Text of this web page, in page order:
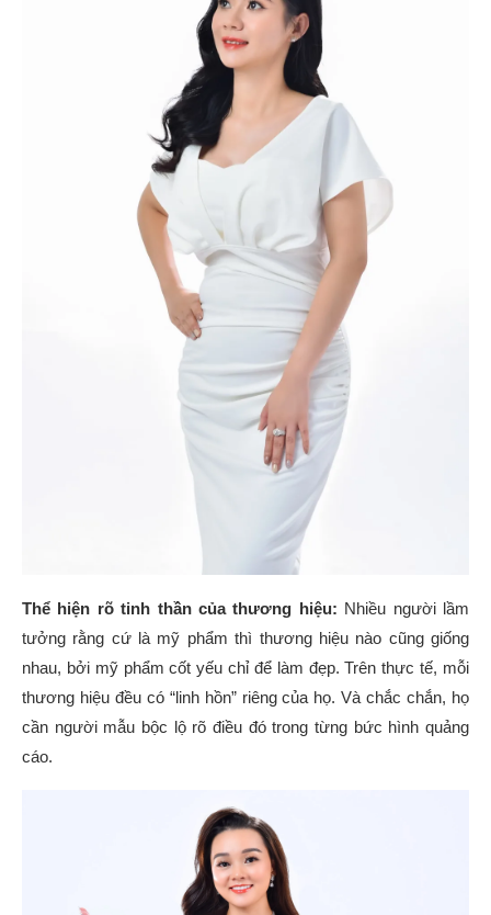
Thể hiện rõ tinh thần của thương hiệu: Nhiều người lầm
tưởng rằng cứ là mỹ phẩm thì thương hiệu nào cũng giống
nhau, bởi mỹ phẩm cốt yếu chỉ để làm đẹp. Trên thực tế, mỗi
thương hiệu đều có “linh hồn” riêng của họ. Và chắc chắn, họ
cần người mẫu bộc lộ rõ điều đó trong từng bức hình quảng
cáo.